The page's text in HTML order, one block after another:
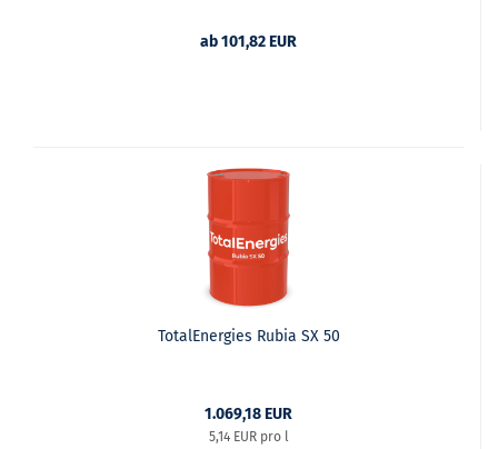
ab 101,82 EUR
TotalEnergies Rubia SX 50
1.069,18 EUR
5,14 EUR pro l